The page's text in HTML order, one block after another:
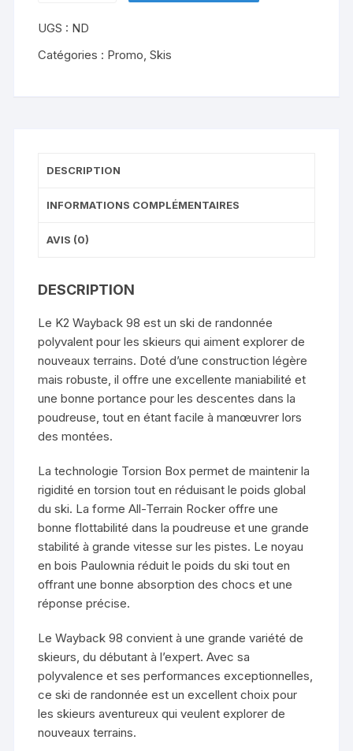
Wayback
98
UGS : ND
Catégories : Promo,Skis
DESCRIPTION
INFORMATIONS COMPLÉMENTAIRES
AVIS (0)
DESCRIPTION
Le K2 Wayback 98 est un ski de randonnée
polyvalent pour les skieurs qui aiment explorer de
nouveaux terrains. Doté d’une construction légère
mais robuste, il offre une excellente maniabilité et
une bonne portance pour les descentes dans la
poudreuse, tout en étant facile à manœuvrer lors
des montées.
La technologie Torsion Box permet de maintenir la
rigidité en torsion tout en réduisant le poids global
du ski. La forme All-Terrain Rocker offre une
bonne flottabilité dans la poudreuse et une grande
stabilité à grande vitesse sur les pistes. Le noyau
en bois Paulownia réduit le poids du ski tout en
offrant une bonne absorption des chocs et une
réponse précise.
Le Wayback 98 convient à une grande variété de
skieurs, du débutant à l’expert. Avec sa
polyvalence et ses performances exceptionnelles,
ce ski de randonnée est un excellent choix pour
les skieurs aventureux qui veulent explorer de
nouveaux terrains.